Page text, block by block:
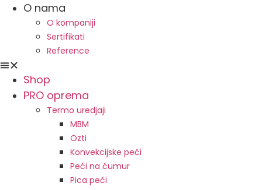
O nama
O kompaniji
Sertifikati
Reference
Shop
PRO oprema
Termo uredjaji
MBM
Ozti
Konvekcijske peći
Peći na ćumur
Pica peći